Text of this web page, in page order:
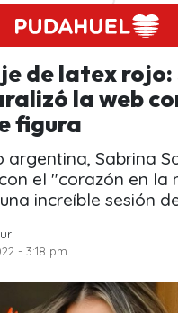
de latex
la web
figura
argentina, Sabrina
el "corazón en la
increíble sesión
- 3:18 pm